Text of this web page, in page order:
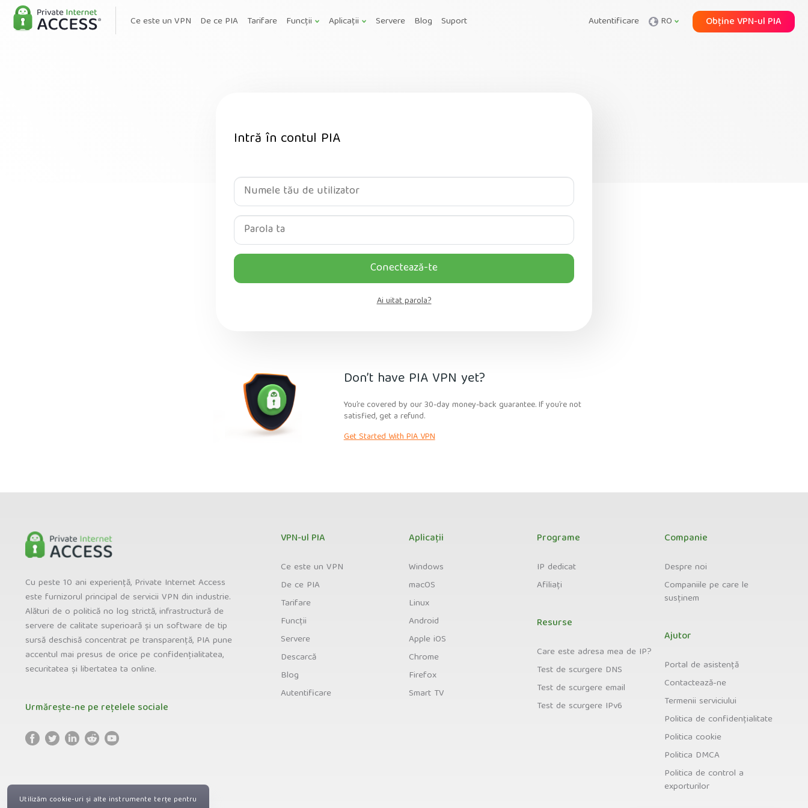
Ce este un VPN De ce PIA Tarifare Funcții Aplicații Servere Blog Suport Autentificare RO Obține VPN-ul PIA
Intră în contul PIA
Conectează-te
Ai uitat parola?
Don’t have PIA VPN yet?
You’re covered by our 30-day money-back guarantee. If you’re not
satisfied, get a refund.
Get Started With PIA VPN
Cu peste 10 ani experiență, Private Internet Access
este furnizorul principal de servicii VPN din industrie.
Alături de o politică no log strictă, infrastructură de
servere de calitate superioară și un software de tip
sursă deschisă concentrat pe transparență, PIA pune
accentul mai presus de orice pe confidențialitatea,
securitatea și libertatea ta online.
Urmărește-ne pe rețelele sociale
VPN-ul PIA
Ce este un VPN
De ce PIA
Tarifare
Funcții
Servere
Descarcă
Blog
Autentificare
Aplicații
Windows
macOS
Linux
Android
Apple iOS
Chrome
Firefox
Smart TV
Programe
IP dedicat
Afiliați
Resurse
Care este adresa mea de IP?
Test de scurgere DNS
Test de scurgere email
Test de scurgere IPv6
Companie
Despre noi
Companiile pe care le
susținem
Ajutor
Portal de asistență
Contactează-ne
Termenii serviciului
Politica de confidențialitate
Politica cookie
Politica DMCA
Politica de control a
exporturilor